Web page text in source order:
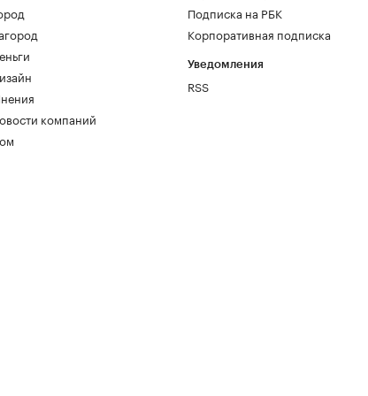
компаний
Подписка на РБК
Корпоративная подписка
Уведомления
RSS